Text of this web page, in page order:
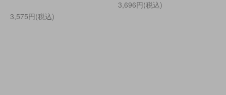
3,575円(税込)
3,696円(税込)